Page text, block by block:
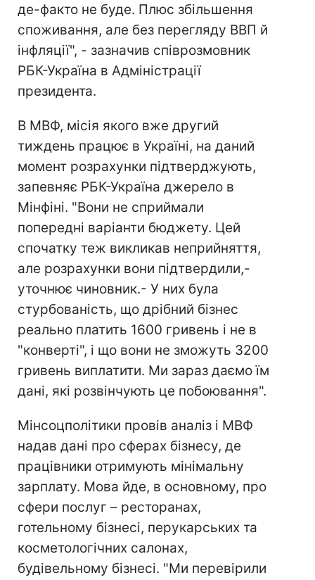
де-факто не буде. Плюс збільшення
споживання, але без перегляду ВВП й
інфляції", - зазначив співрозмовник
РБК-Україна в Адміністрації
президента.
В МВФ, місія якого вже другий
тиждень працює в Україні, на даний
момент розрахунки підтверджують,
запевняє РБК-Україна джерело в
Мінфіні. "Вони не сприймали
попередні варіанти бюджету. Цей
спочатку теж викликав неприйняття,
але розрахунки вони підтвердили,-
уточнює чиновник.- У них була
стурбованість, що дрібний бізнес
реально платить 1600 гривень і не в
"конверті", і що вони не зможуть 3200
гривень виплатити. Ми зараз даємо їм
дані, які розвінчують це побоювання".
Мінсоцполітики провів аналіз і МВФ
надав дані про сферах бізнесу, де
працівники отримують мінімальну
зарплату. Мова йде, в основному, про
сфери послуг – ресторанах,
готельному бізнесі, перукарських та
косметологічних салонах,
будівельному бізнесі. "Ми перевірили